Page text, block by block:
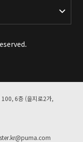
100, 6층 (을지로2가,